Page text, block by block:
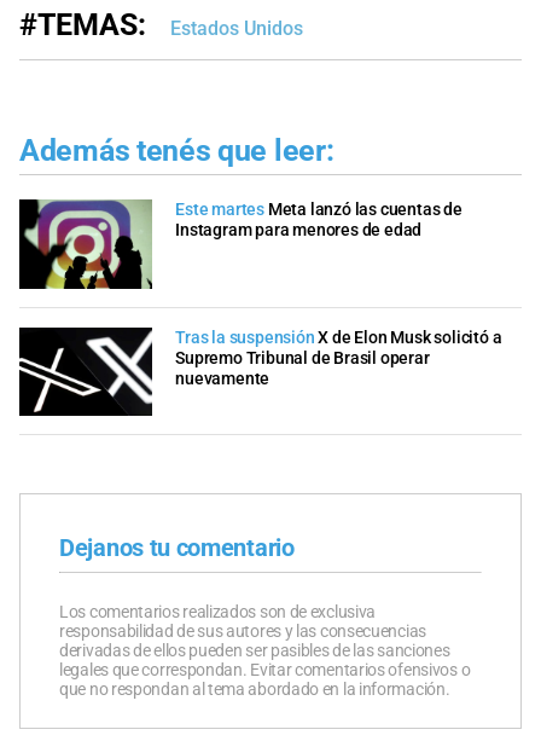
#TEMAS: Estados Unidos
Además tenés que leer:
Este martes Meta lanzó las cuentas de
Instagram para menores de edad
Tras la suspensión X de Elon Musk solicitó a
Supremo Tribunal de Brasil operar
nuevamente
Dejanos tu comentario
Los comentarios realizados son de exclusiva
responsabilidad de sus autores y las consecuencias
derivadas de ellos pueden ser pasibles de las sanciones
legales que correspondan. Evitar comentarios ofensivos o
que no respondan al tema abordado en la información.